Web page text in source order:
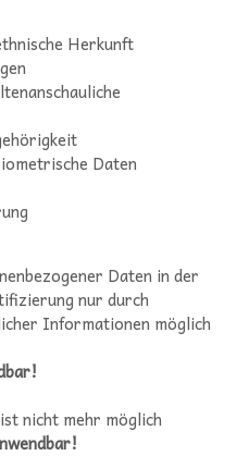
Herkunft
Daten
Daten in der
nur durch
Informationen möglich
nicht mehr möglich